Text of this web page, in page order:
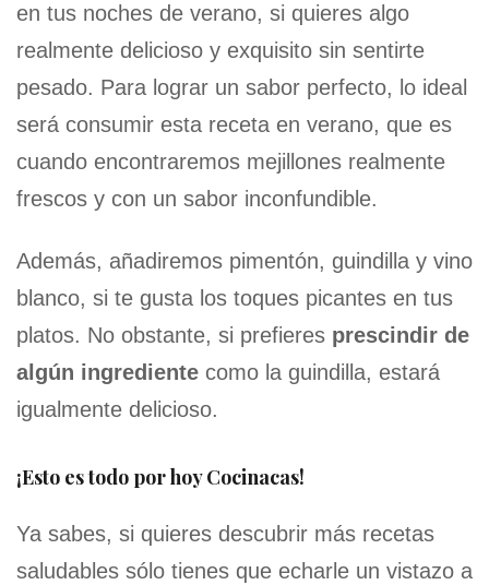
en tus noches de verano, si quieres algo
realmente delicioso y exquisito sin sentirte
pesado. Para lograr un sabor perfecto, lo ideal
será consumir esta receta en verano, que es
cuando encontraremos mejillones realmente
frescos y con un sabor inconfundible.
Además, añadiremos pimentón, guindilla y vino
blanco, si te gusta los toques picantes en tus
platos. No obstante, si prefieres prescindir de
algún ingrediente como la guindilla, estará
igualmente delicioso.
¡Esto es todo por hoy Cocinacas!
Ya sabes, si quieres descubrir más recetas
saludables sólo tienes que echarle un vistazo a